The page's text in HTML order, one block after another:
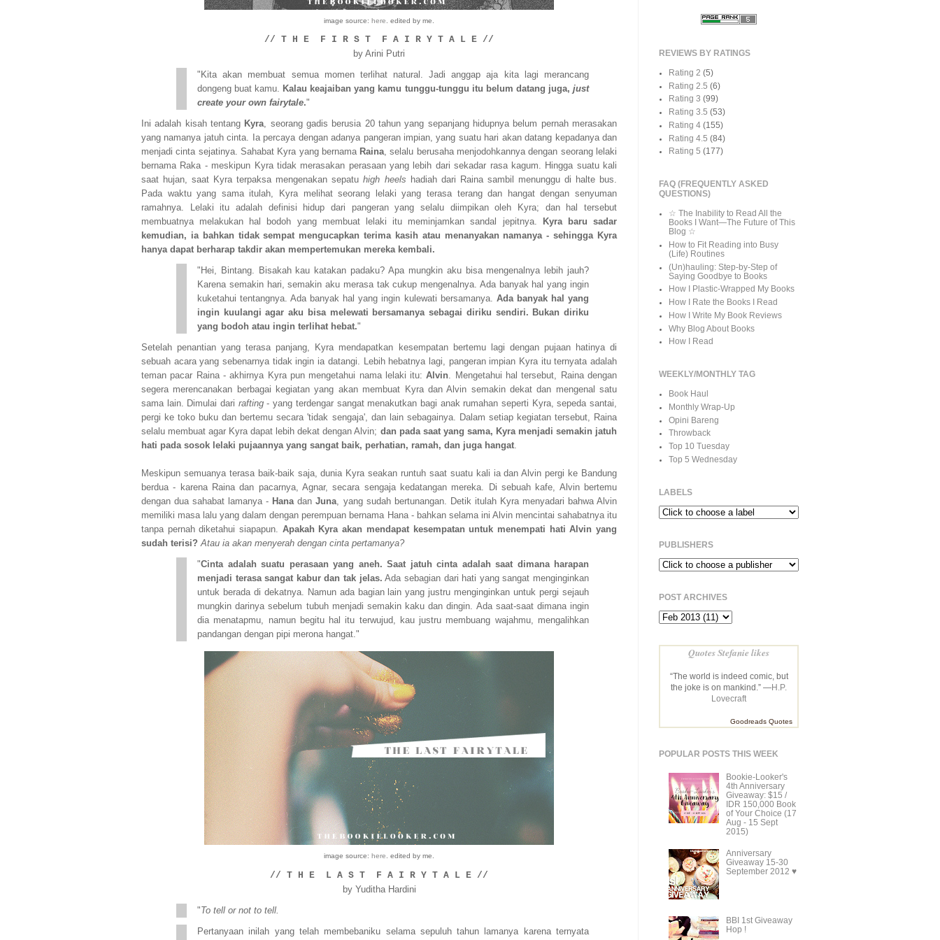
image source: here . edited by me.
// T H E F I R S T F A I R Y T A L E //
by Arini Putri
"Kita akan membuat semua momen terlihat natural. Jadi anggap aja kita lagi merancang
dongeng buat kamu. Kalau keajaiban yang kamu tunggu-tunggu itu belum datang juga, just
create your own fairytale."
Ini adalah kisah tentang Kyra, seorang gadis berusia 20 tahun yang sepanjang hidupnya belum pernah merasakan
yang namanya jatuh cinta. Ia percaya dengan adanya pangeran impian, yang suatu hari akan datang kepadanya dan
menjadi cinta sejatinya. Sahabat Kyra yang bernama Raina, selalu berusaha menjodohkannya dengan seorang lelaki
bernama Raka - meskipun Kyra tidak merasakan perasaan yang lebih dari sekadar rasa kagum. Hingga suatu kali
saat hujan, saat Kyra terpaksa mengenakan sepatuhigh heels hadiah dari Raina sambil menunggu di halte bus.
Pada waktu yang sama itulah, Kyra melihat seorang lelaki yang terasa terang dan hangat dengan senyuman
ramahnya. Lelaki itu adalah definisi hidup dari pangeran yang selalu diimpikan oleh Kyra; dan hal tersebut
membuatnya melakukan hal bodoh yang membuat lelaki itu meminjamkan sandal jepitnya.
Kyra baru sadar
kemudian, ia bahkan tidak sempat mengucapkan terima kasih atau menanyakan namanya - sehingga Kyra
hanya dapat berharap takdir akan mempertemukan mereka kembali.
"Hei, Bintang. Bisakah kau katakan padaku? Apa mungkin aku bisa mengenalnya lebih jauh?
Karena semakin hari, semakin aku merasa tak cukup mengenalnya. Ada banyak hal yang ingin
kuketahui tentangnya. Ada banyak hal yang ingin kulewati bersamanya. Ada banyak hal yang
ingin kuulangi agar aku bisa melewati bersamanya sebagai diriku sendiri. Bukan diriku
yang bodoh atau ingin terlihat hebat."
Setelah penantian yang terasa panjang, Kyra mendapatkan kesempatan bertemu lagi dengan pujaan hatinya di
sebuah acara yang sebenarnya tidak ingin ia datangi. Lebih hebatnya lagi, pangeran impian Kyra itu ternyata adalah
teman pacar Raina - akhirnya Kyra pun mengetahui nama lelaki itu: Alvin. Mengetahui hal tersebut, Raina dengan
segera merencanakan berbagai kegiatan yang akan membuat Kyra dan Alvin semakin dekat dan mengenal satu
sama lain. Dimulai dari rafting- yang terdengar sangat menakutkan bagi anak rumahan seperti Kyra, sepeda santai,
pergi ke toko buku dan bertemu secara 'tidak sengaja', dan lain sebagainya. Dalam setiap kegiatan tersebut, Raina
selalu membuat agar Kyra dapat lebih dekat dengan Alvin; dan pada saat yang sama, Kyra menjadi semakin jatuh
hati pada sosok lelaki pujaannya yang sangat baik, perhatian, ramah, dan juga hangat.
Meskipun semuanya terasa baik-baik saja, dunia Kyra seakan runtuh saat suatu kali ia dan Alvin pergi ke Bandung
berdua - karena Raina dan pacarnya, Agnar, secara sengaja kedatangan mereka. Di sebuah kafe, Alvin bertemu
dengan dua sahabat lamanya - Hanadan Juna, yang sudah bertunangan. Detik itulah Kyra menyadari bahwa Alvin
memiliki masa lalu yang dalam dengan perempuan bernama Hana - bahkan selama ini Alvin mencintai sahabatnya itu
tanpa pernah diketahui siapapun. Apakah Kyra akan mendapat kesempatan untuk menempati hati Alvin yang
sudah terisi? Atau ia akan menyerah dengan cinta pertamanya?
"Cinta adalah suatu perasaan yang aneh. Saat jatuh cinta adalah saat dimana harapan
menjadi terasa sangat kabur dan tak jelas. Ada sebagian dari hati yang sangat menginginkan
untuk berada di dekatnya. Namun ada bagian lain yang justru menginginkan untuk pergi sejauh
mungkin darinya sebelum tubuh menjadi semakin kaku dan dingin. Ada saat-saat dimana ingin
dia menatapmu, namun begitu hal itu terwujud, kau justru membuang wajahmu, mengalihkan
pandangan dengan pipi merona hangat."
image source: here. edited by me.
// T H E L A S T F A I R Y T A L E //
by Yuditha Hardini
"To tell or not to tell.
Pertanyaan inilah yang telah membebaniku selama sepuluh tahun lamanya karena ternyata
REVIEWS BY RATINGS
Rating 2 (5)
Rating 2.5 (6)
Rating 3 (99)
Rating 3.5 (53)
Rating 4 (155)
Rating 4.5 (84)
Rating 5 (177)
FAQ (FREQUENTLY ASKED
QUESTIONS)
☆ The Inability to Read All the
Books I Want—The Future of This
Blog ☆
How to Fit Reading into Busy
(Life) Routines
(Un)hauling: Step-by-Step of
Saying Goodbye to Books
How I Plastic-Wrapped My Books
How I Rate the Books I Read
How I Write My Book Reviews
Why Blog About Books
How I Read
WEEKLY/MONTHLY TAG
Book Haul
Monthly Wrap-Up
Opini Bareng
Throwback
Top 10 Tuesday
Top 5 Wednesday
LABELS
PUBLISHERS
POST ARCHIVES
Quotes Stefanie likes
“The world is indeed comic, but
the joke is on mankind.” —H.P.
Lovecraft
Goodreads Quotes
POPULAR POSTS THIS WEEK
Bookie-Looker's
4th Anniversary
Giveaway: $15 /
IDR 150,000 Book
of Your Choice (17
Aug - 15 Sept
2015)
Anniversary
Giveaway 15-30
September 2012 ♥
BBI 1st Giveaway
Hop !